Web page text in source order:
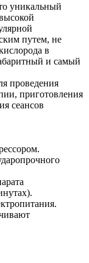
уникальный
путем, не
в
и самый
проведения
приготовления
сеансов